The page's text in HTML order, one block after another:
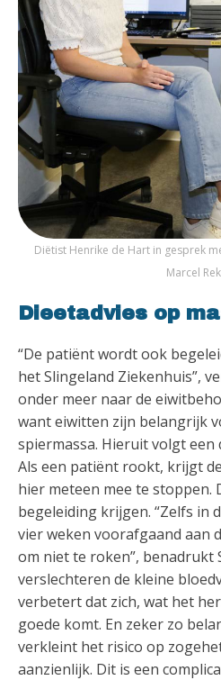
Diëtist Henrike de Hart in gesprek
Marcel
Dieetadvies op
“De patiënt wordt ook
het Slingeland Ziekenhuis”,
onder meer naar de
want eiwitten zijn belangrijk
spiermassa. Hieruit volgt een
Als een patiënt rookt, krijgt
hier meteen mee te stoppen.
begeleiding krijgen. “Zelfs in
vier weken voorafgaand aan
om niet te roken”, benadrukt
verslechteren de kleine
verbetert dat zich, wat het
goede komt. En zeker zo
verkleint het risico op
aanzienlijk. Dit is een